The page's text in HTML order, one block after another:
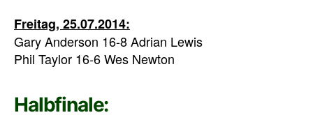
Freitag, 25.07.2014:
Gary Anderson 16-8 Adrian Lewis
Phil Taylor 16-6 Wes Newton
Halbfinale: